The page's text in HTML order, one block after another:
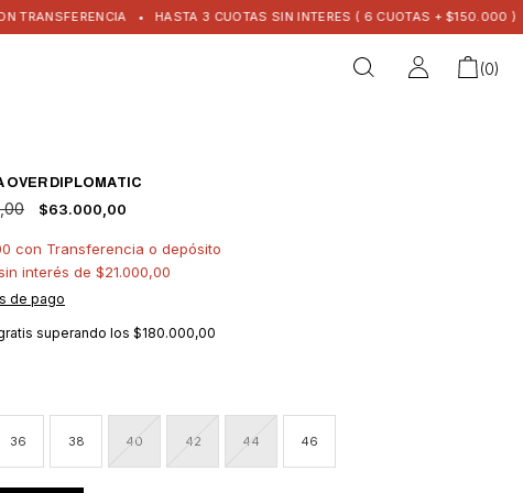
• HASTA 3 CUOTAS SIN INTERES ( 6 CUOTAS + $150.000 ) •
(0)
OVER DIPLOMATIC
$63.000,00
con Transferencia o depósito
interés de $21.000,00
de pago
superando los $180.000,00
36 38 40 42 44 46